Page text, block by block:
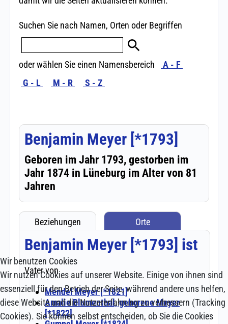
Wir benutzen Cookies
Wir nutzen Cookies auf unserer Website. Einige von ihnen sind
essenziell für den Betrieb der Seite, während andere uns helfen,
diese Website und die Nutzererfahrung zu verbessern (Tracking
Cookies). Sie können selbst entscheiden, ob Sie die Cookies